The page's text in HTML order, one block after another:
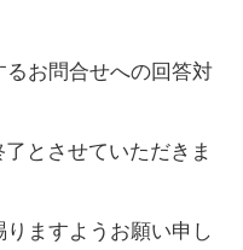
るお問合せへの回答対
とさせていただきま
ますようお願い申し